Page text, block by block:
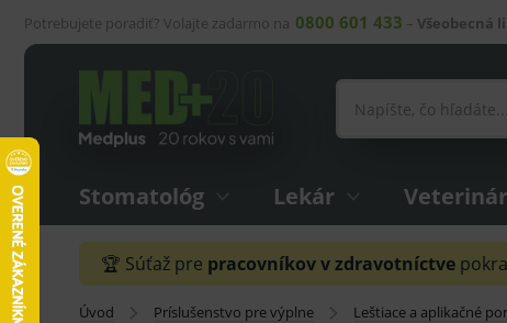
Potrebujete poradiť? Volajte zadarmo na 0800 601 433 – Všeobecná
Stomatológ Lekár Veterinár
🏆 Súťaž pre pracovníkov v zdravotníctve
Úvod Príslušenstvo pre výplne Leštiace a aplikačné